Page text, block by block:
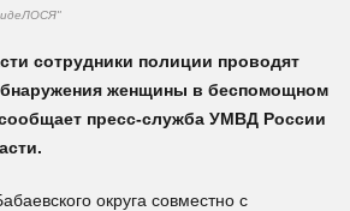
сотрудники полиции проводят
женщины в беспомощном
пресс-служба УМВД России
округа совместно с